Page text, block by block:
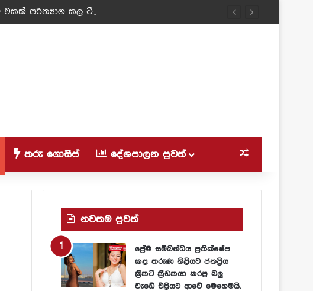
පරිත්‍යාග කල ටීචර් අම්මා!
තරු ගොසිප් දේශපාලන පුවත් Random Article
නවතම පුවත්
ප්‍රේම සම්බන්ධය ප්‍රතික්ෂේප
කළ තරුණ නිළියට ජනප්‍රිය
ක්‍රිකට් ක්‍රීඩකයා කරපු බලු
වැඩේ එළියට ආවේ මෙහෙමයි.